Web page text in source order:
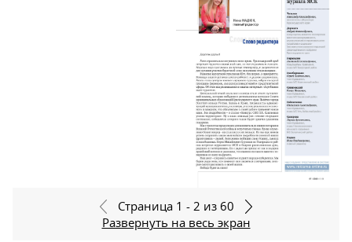
Страница 1 - 2 из 60
Развернуть на весь экран